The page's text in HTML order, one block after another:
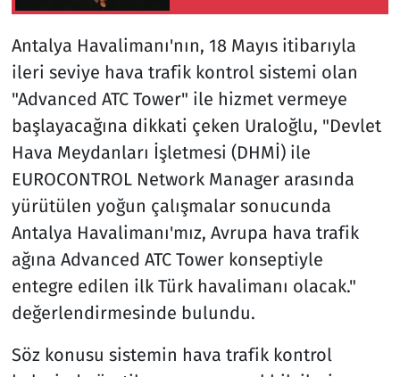
Antalya Havalimanı'nın, 18 Mayıs itibarıyla
ileri seviye hava trafik kontrol sistemi olan
"Advanced ATC Tower" ile hizmet vermeye
başlayacağına dikkati çeken Uraloğlu, "Devlet
Hava Meydanları İşletmesi (DHMİ) ile
EUROCONTROL Network Manager arasında
yürütülen yoğun çalışmalar sonucunda
Antalya Havalimanı'mız, Avrupa hava trafik
ağına Advanced ATC Tower konseptiyle
entegre edilen ilk Türk havalimanı olacak."
değerlendirmesinde bulundu.
Söz konusu sistemin hava trafik kontrol